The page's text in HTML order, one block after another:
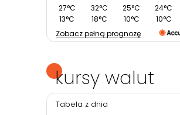
27°C
13°C
32°C
18°C
25°C
10°C
24°C
10°C
Zobacz pełną prognozę
kursy walut
Tabela z dnia